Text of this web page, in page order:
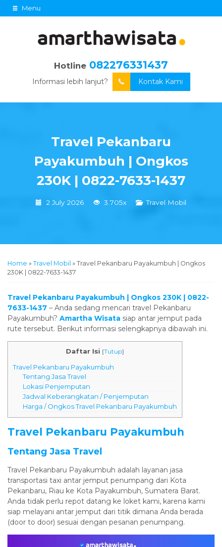
Menu
Hotline 082276331437
Informasi lebih lanjut? Kontak Kami
Travel Pekanbaru
Payakumbuh | Ongkos
230K | 0822-7633-1437
2 July 2026 3.705x Travel Mobil
Home » Travel Mobil » Travel Pekanbaru Payakumbuh | Ongkos
230K | 0822-7633-1437
Travel Pekanbaru Payakumbuh | Ongkos 230K | 0822-
7633-1437 – Anda sedang mencari travel Pekanbaru
Payakumbuh? Amartha Wisata siap antar jemput pada
rute tersebut. Berikut informasi selengkapnya dibawah ini.
Daftar Isi [Tutup]
Travel Pekanbaru Payakumbuh
Tentang Jasa Travel
Lokasi Penjemputan
Jadwal Keberangkatan / Penjemputan
Harga / Ongkos Travel Pekanbaru Payakumbuh
Travel Pekanbaru Payakumbuh
Tentang Jasa Travel
Travel Pekanbaru Payakumbuh adalah layanan jasa
transportasi taxi antar jemput penumpang dari Kota
Pekanbaru, Riau ke Kota Payakumbuh, Sumatera Barat.
Anda tidak perlu repot datang ke loket kami, karena kami
siap melayani antar jemput dari titik dimana Anda berada
(door to door) sesuai dengan pesanan penumpang.